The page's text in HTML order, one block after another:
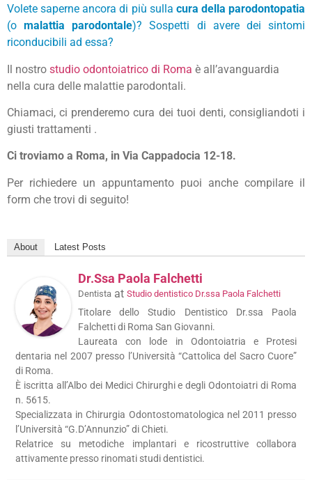
Volete saperne ancora di più sulla cura della parodontopatia
(omalattia parodontale)? Sospetti di avere dei sintomi
riconducibili ad essa?
Il nostro studio odontoiatrico di Roma è all’avanguardia
nella cura delle malattie parodontali.
Chiamaci, ci prenderemo cura dei tuoi denti, consigliandoti i
giusti trattamenti .
Ci troviamo a Roma, in Via Cappadocia 12-18.
Per richiedere un appuntamento puoi anche compilare il
form che trovi di seguito!
About Latest Posts
Dr.ssa Paola Falchetti
Dentista at Studio dentistico Dr.ssa Paola Falchetti
Titolare dello Studio Dentistico Dr.ssa Paola
Falchetti di Roma San Giovanni.
Laureata con lode in Odontoiatria e Protesi
dentaria nel 2007 presso l’Università “Cattolica del Sacro Cuore”
di Roma.
È iscritta all’Albo dei Medici Chirurghi e degli Odontoiatri di Roma
n. 5615.
Specializzata in Chirurgia Odontostomatologica nel 2011 presso
l’Università “G.D’Annunzio” di Chieti.
Relatrice su metodiche implantari e ricostruttive collabora
attivamente presso rinomati studi dentistici.